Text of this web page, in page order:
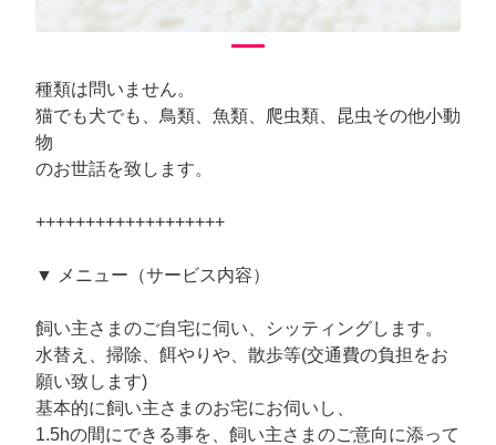
種類は問いません。
猫でも犬でも、鳥類、魚類、爬虫類、昆虫その他小動
物
のお世話を致します。
+++++++++++++++++++
▼ メニュー（サービス内容）
飼い主さまのご自宅に伺い、シッティングします。
水替え、掃除、餌やりや、散歩等(交通費の負担をお
願い致します)
基本的に飼い主さまのお宅にお伺いし、
1.5hの間にできる事を、飼い主さまのご意向に添って